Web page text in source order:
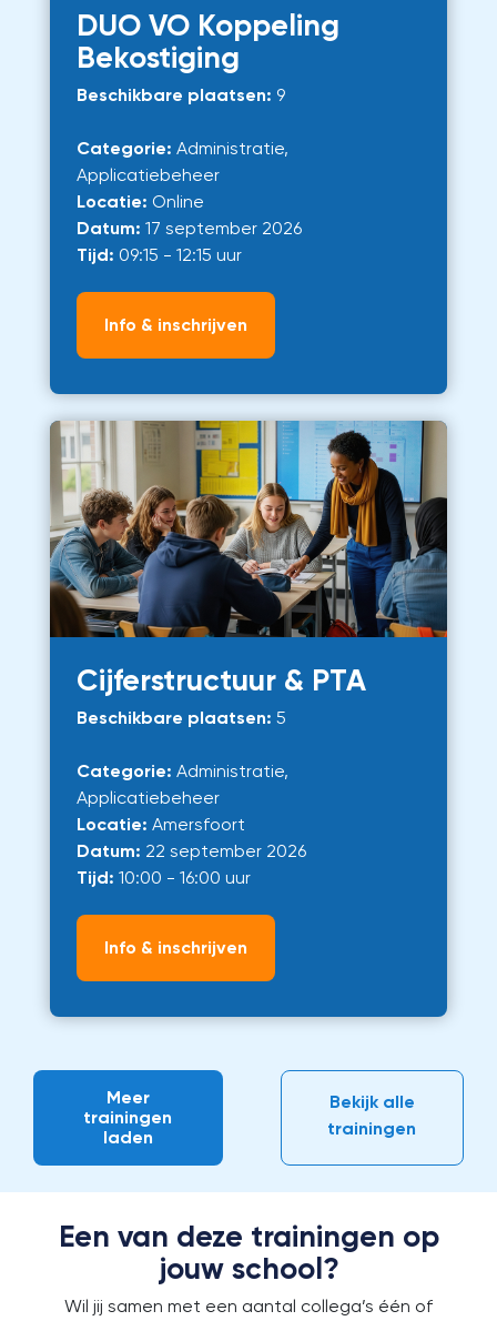
DUO VO Koppeling
Bekostiging
Beschikbare plaatsen: 9
Categorie: Administratie,
Applicatiebeheer
Locatie: Online
Datum: 17 september 2026
Tijd: 09:15 - 12:15 uur
Info & inschrijven
Cijferstructuur & PTA
Beschikbare plaatsen: 5
Categorie: Administratie,
Applicatiebeheer
Locatie: Amersfoort
Datum: 22 september 2026
Tijd: 10:00 - 16:00 uur
Info & inschrijven
Meer
trainingen
laden
Bekijk alle
trainingen
Een van deze trainingen op
jouw school?
Wil jij samen met een aantal collega’s één of